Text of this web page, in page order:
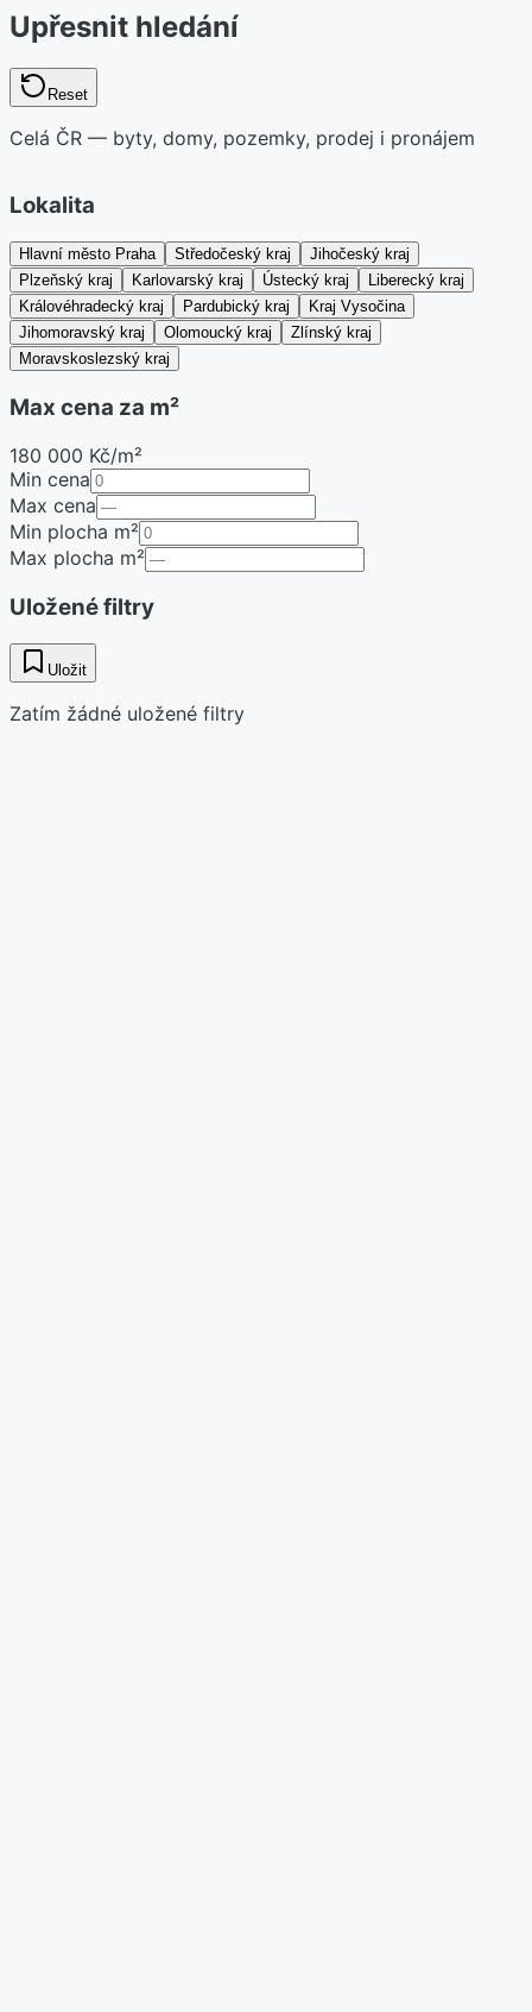
Upřesnit hledání
Reset
Celá ČR — byty, domy, pozemky, prodej i pronájem
Lokalita
Hlavní město Praha Středočeský kraj
Jihočeský kraj
Plzeňský kraj
Karlovarský kraj Ústecký kraj
Liberecký kraj
Královéhradecký kraj
Pardubický kraj
Kraj Vysočina
Jihomoravský kraj
Olomoucký kraj
Zlínský kraj
Moravskoslezský kraj
Max cena za m²
180 000 Kč/m²
Min cena
Max cena
Min plocha m²
Max plocha m²
Uložené filtry
Uložit
Zatím žádné uložené filtry